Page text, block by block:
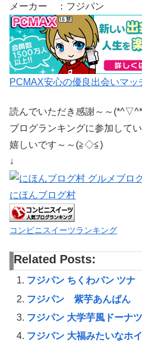
メーカー ：フジパン
PCMAX安心の優良出会いマ
読んでいただき感謝～～
ブログランキングに参加して
嬉しいです～～(≧◇≦)
↓
にほんブログ村
コンビニスイーツランキング
Related Posts:
フジパン ちくわパン ツナ
フジパン 紫芋あんぱん
フジパン 大学芋風ドーナツ
フジパン 大福みたいなホ